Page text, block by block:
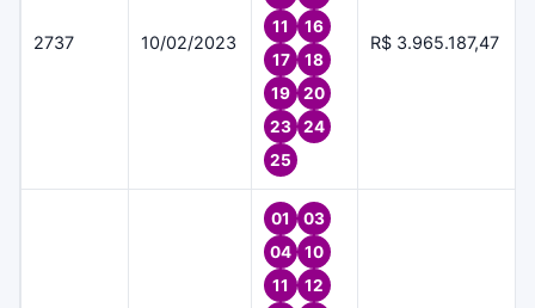
2737 10/02/2023
11
16
17
18
19
20
23
24
25
R$ 3.965.187,47
01
03
04
10
11
12